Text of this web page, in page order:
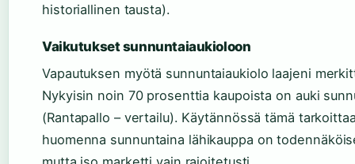
historiallinen tausta).
Vaikutukset sunnuntaiaukioloon
Vapautuksen myötä sunnuntaiaukiolo laajeni
Nykyisin noin 70 prosenttia kaupoista on auki
(Rantapallo – vertailu). Käytännössä tämä
huomenna sunnuntaina lähikauppa on